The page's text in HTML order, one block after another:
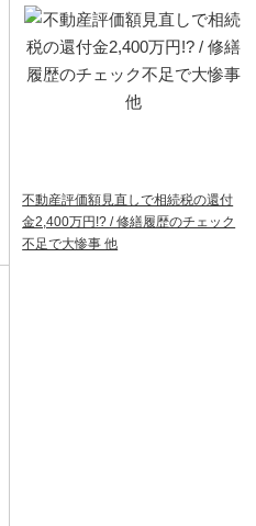
不動産評価額見直しで相続税の還付
金2,400万円!? / 修繕履歴のチェック
不足で大惨事 他